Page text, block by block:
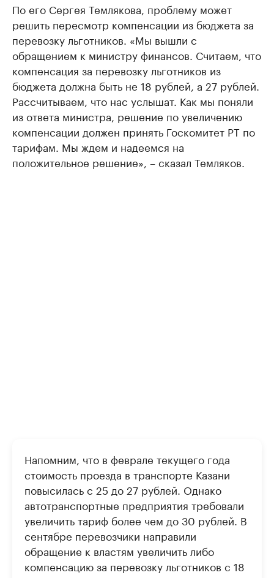
По его Сергея Темлякова, проблему может
решить пересмотр компенсации из бюджета за
перевозку льготников. «Мы вышли с
обращением к министру финансов. Считаем, что
компенсация за перевозку льготников из
бюджета должна быть не 18 рублей, а 27 рублей.
Рассчитываем, что нас услышат. Как мы поняли
из ответа министра, решение по увеличению
компенсации должен принять Госкомитет РТ по
тарифам. Мы ждем и надеемся на
положительное решение», – сказал Темляков.
Напомним, что в феврале текущего года
стоимость проезда в транспорте Казани
повысилась с 25 до 27 рублей. Однако
автотранспортные предприятия требовали
увеличить тариф более чем до 30 рублей. В
сентябре перевозчики направили
обращение к властям увеличить либо
компенсацию за перевозку льготников с 18